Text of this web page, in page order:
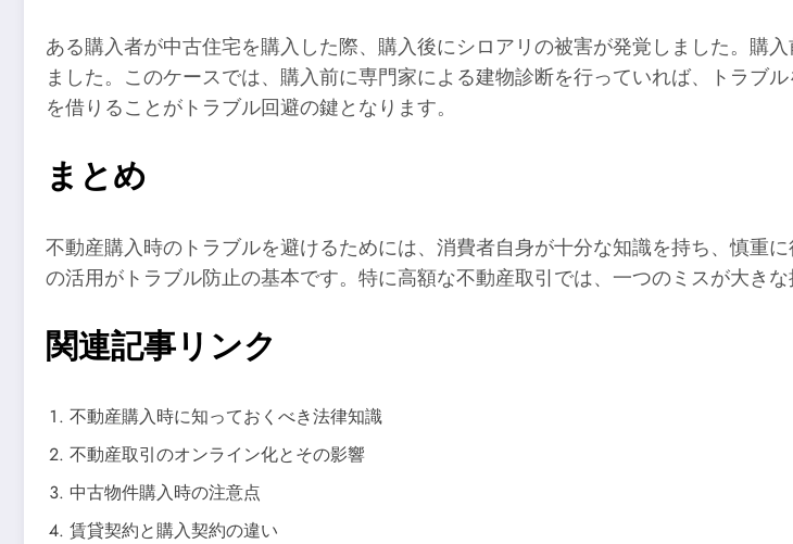
ある購入者が中古住宅を購入した際、購入後にシロアリの被害が発覚しました。購
ました。このケースでは、購入前に専門家による建物診断を行っていれば、トラブ
を借りることがトラブル回避の鍵となります。
まとめ
不動産購入時のトラブルを避けるためには、消費者自身が十分な知識を持ち、慎重
の活用がトラブル防止の基本です。特に高額な不動産取引では、一つのミスが大き
関連記事リンク
不動産購入時に知っておくべき法律知識
不動産取引のオンライン化とその影響
中古物件購入時の注意点
賃貸契約と購入契約の違い